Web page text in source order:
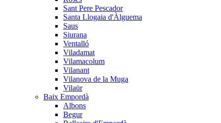
Sant Pere Pescador
Santa Llogaia d'Àlguema
Saus
Siurana
Ventalló
Viladamat
Vilamacolum
Vilanant
Vilanova de la Muga
Vilaür
Baix Empordà
Albons
Begur